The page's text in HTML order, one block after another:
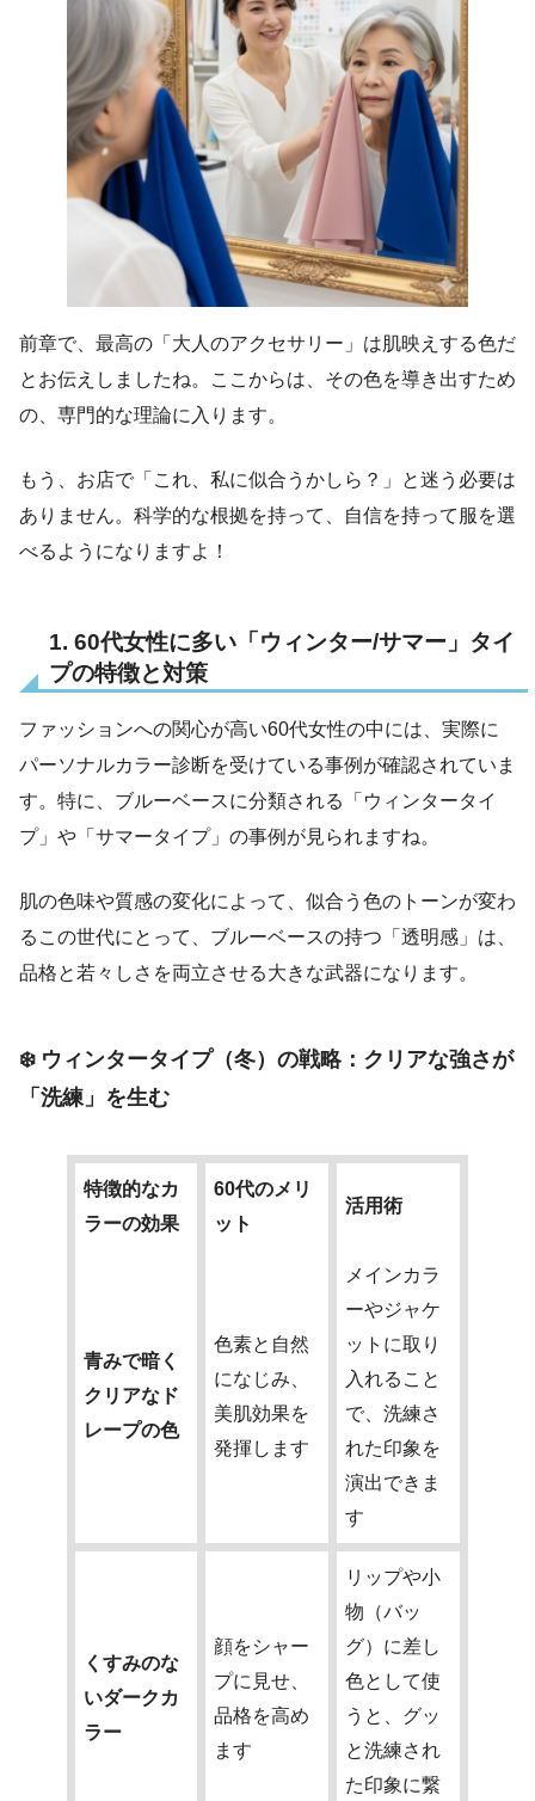
前章で、最高の「大人のアクセサリー」は肌映えする色だ
とお伝えしましたね。ここからは、その色を導き出すため
の、専門的な理論に入ります。
もう、お店で「これ、私に似合うかしら？」と迷う必要は
ありません。科学的な根拠を持って、自信を持って服を選
べるようになりますよ！
1. 60代女性に多い「ウィンター/サマー」タイ
プの特徴と対策
ファッションへの関心が高い60代女性の中には、実際に
パーソナルカラー診断を受けている事例が確認されていま
す。特に、ブルーベースに分類される「ウィンタータイ
プ」や「サマータイプ」の事例が見られますね。
肌の色味や質感の変化によって、似合う色のトーンが変わ
るこの世代にとって、ブルーベースの持つ「透明感」は、
品格と若々しさを両立させる大きな武器になります。
❄️ ウィンタータイプ（冬）の戦略：クリアな強さが
「洗練」を生む
特徴的なカ
ラーの効果
60代のメリ
ット
活用術
青みで暗く
クリアなド
レープの色
色素と自然
になじみ、
美肌効果を
発揮します
メインカラ
ーやジャケ
ットに取り
入れること
で、洗練さ
れた印象を
演出できま
す
くすみのな
いダークカ
ラー
顔をシャー
プに見せ、
品格を高め
ます
リップや小
物（バッ
グ）に差し
色として使
うと、グッ
と洗練され
た印象に繋